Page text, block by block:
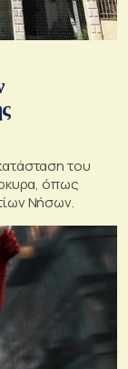
του
όπως
Νήσων.